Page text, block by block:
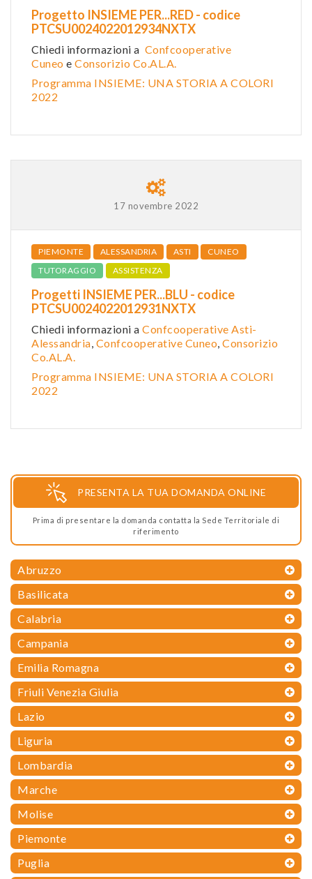
Progetto INSIEME PER...RED - codice
PTCSU0024022012934NXTX
Chiedi informazioni a Confcooperative
Cuneo e Consorizio Co.AL.A.
Programma INSIEME: UNA STORIA A COLORI
2022
17 novembre 2022
PIEMONTE ALESSANDRIA ASTI
CUNEO
TUTORAGGIO
ASSISTENZA
Progetti INSIEME PER...BLU - codice
PTCSU0024022012931NXTX
Chiedi informazioni a Confcooperative Asti-
Alessandria, Confcooperative Cuneo, Consorizio
Co.AL.A.
Programma INSIEME: UNA STORIA A COLORI
2022
PRESENTA LA TUA DOMANDA ONLINE
Prima di presentare la domanda contatta la Sede Territoriale di
riferimento
Abruzzo
Basilicata
Calabria
Campania
Emilia Romagna
Friuli Venezia Giulia
Lazio
Liguria
Lombardia
Marche
Molise
Piemonte
Puglia